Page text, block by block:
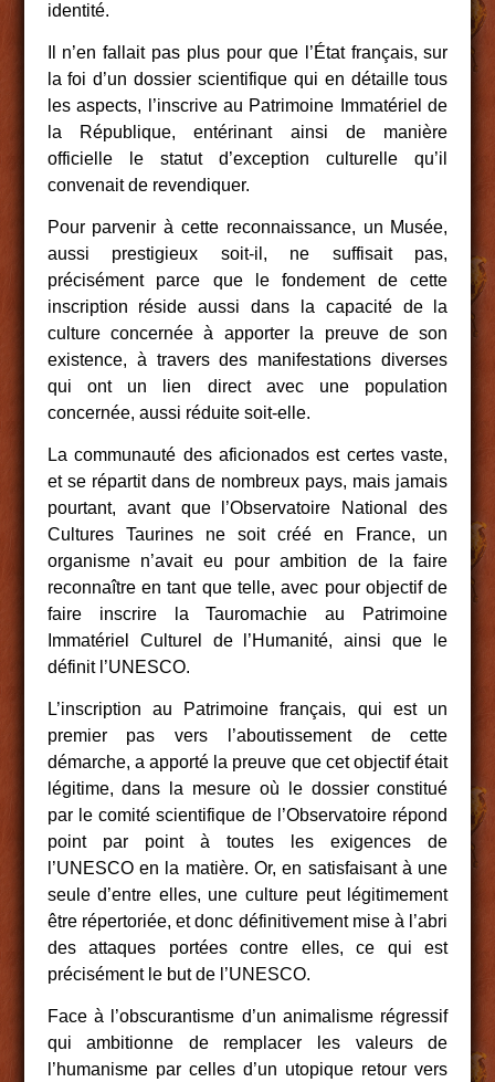
identité.
Il n’en fallait pas plus pour que l’État français, sur
la foi d’un dossier scientifique qui en détaille tous
les aspects, l’inscrive au Patrimoine Immatériel de
la République, entérinant ainsi de manière
officielle le statut d’exception culturelle qu’il
convenait de revendiquer.
Pour parvenir à cette reconnaissance, un Musée,
aussi prestigieux soit-il, ne suffisait pas,
précisément parce que le fondement de cette
inscription réside aussi dans la capacité de la
culture concernée à apporter la preuve de son
existence, à travers des manifestations diverses
qui ont un lien direct avec une population
concernée, aussi réduite soit-elle.
La communauté des aficionados est certes vaste,
et se répartit dans de nombreux pays, mais jamais
pourtant, avant que l’Observatoire National des
Cultures Taurines ne soit créé en France, un
organisme n’avait eu pour ambition de la faire
reconnaître en tant que telle, avec pour objectif de
faire inscrire la Tauromachie au Patrimoine
Immatériel Culturel de l’Humanité, ainsi que le
définit l’UNESCO.
L’inscription au Patrimoine français, qui est un
premier pas vers l’aboutissement de cette
démarche, a apporté la preuve que cet objectif était
légitime, dans la mesure où le dossier constitué
par le comité scientifique de l’Observatoire répond
point par point à toutes les exigences de
l’UNESCO en la matière. Or, en satisfaisant à une
seule d’entre elles, une culture peut légitimement
être répertoriée, et donc définitivement mise à l’abri
des attaques portées contre elles, ce qui est
précisément le but de l’UNESCO.
Face à l’obscurantisme d’un animalisme régressif
qui ambitionne de remplacer les valeurs de
l’humanisme par celles d’un utopique retour vers